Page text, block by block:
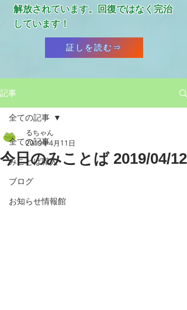
解放されています。回復ではなく完治
しています！
証しを読む⇒
記事
全ての記事
みことば職人
ブログ
お知らせ情報館
全ての記事
今日のみことば 2019/04/12
るちゃん
2019年4月11日